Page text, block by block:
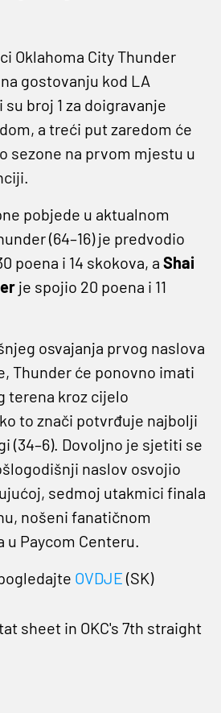
Oklahoma City Thunder
gostovanju kod LA
broj 1 za doigravanje
a treći put zaredom će
sezone na prvom mjestu u
pobjede u aktualnom
(64–16) je predvodio
poena i 14 skokova, a Shai
je spojio 20 poena i 11
osvajanja prvog naslova
Thunder će ponovno imati
terena kroz cijelo
to znači potvrđuje najbolji
(34–6). Dovoljno je sjetiti se
naslov osvojio
sedmoj utakmici finala
nošeni fanatičnom
u Paycom Centeru.
OVDJE (SK)
sheet in OKC's 7th straight